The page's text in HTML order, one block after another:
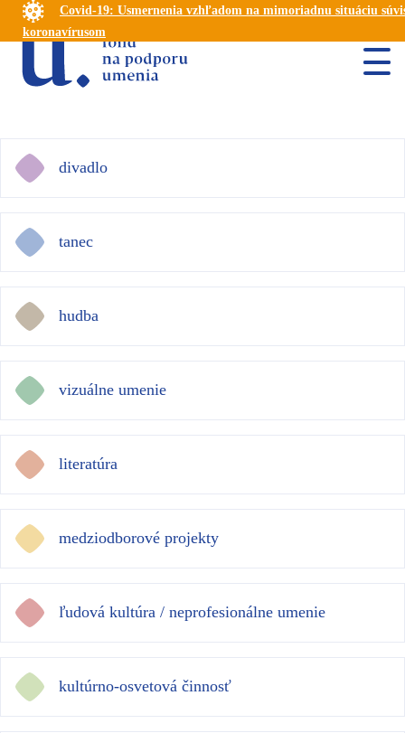
Covid-19: Usmernenia vzhľadom na mimoriadnu situáciu
koronavírusom
divadlo
tanec
hudba
vizuálne umenie
literatúra
medziodborové projekty
ľudová kultúra / neprofesionálne umenie
kultúrno-osvetová činnosť